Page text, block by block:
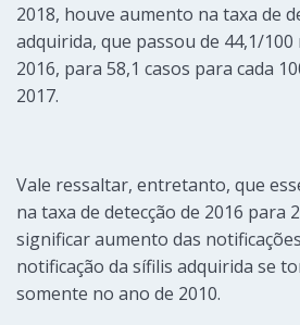
2018, houve aumento na taxa de
adquirida, que passou de 44,1/
2016, para 58,1 casos para cada
2017.
Vale ressaltar, entretanto, que
na taxa de detecção de 2016 para
significar aumento das
notificação da sífilis adquirida se
somente no ano de 2010.